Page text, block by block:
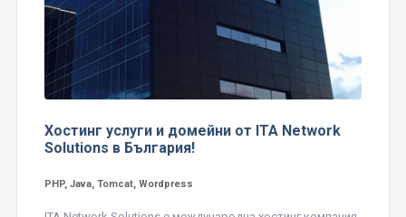
Хостинг услуги и домейни от ITA Network
Solutions в България!
PHP, Java, Tomcat, Wordpress